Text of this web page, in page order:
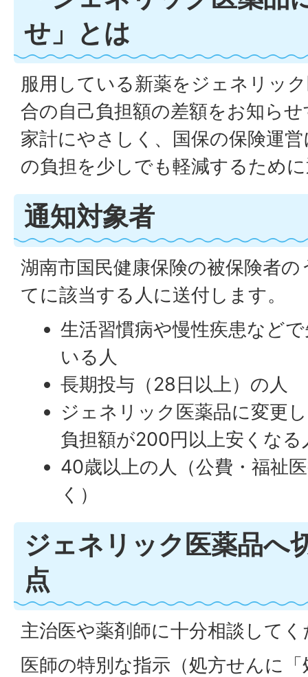
せ」とは
服用している新薬をジェネリッ
合の自己負担額の差額をお知ら
家計にやさしく、国保の保険運
の負担を少しでも軽減するため
通知対象者
湖南市国民健康保険の被保険者
てに該当する人に送付します。
生活習慣病や慢性疾患など
いる人
長期投与（28日以上）の人
ジェネリック医薬品に変更
負担額が200円以上安くなる
40歳以上の人（公費・福祉
く）
ジェネリック医薬品へ
点
主治医や薬剤師に十分相談して
医師の特別な指示（処方せんに